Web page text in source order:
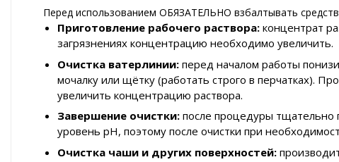
Перед использованием ОБЯЗАТЕЛЬНО взбалтывать
Приготовление рабочего раствора: концентрат
загрязнениях концентрацию необходимо увеличить.
Очистка ватерлинии: перед началом работы
мочалку или щётку (работать строго в перчатках).
увеличить концентрацию раствора.
Завершение очистки: после процедуры тщательно
уровень pH, поэтому после очистки при
Очистка чаши и других поверхностей: